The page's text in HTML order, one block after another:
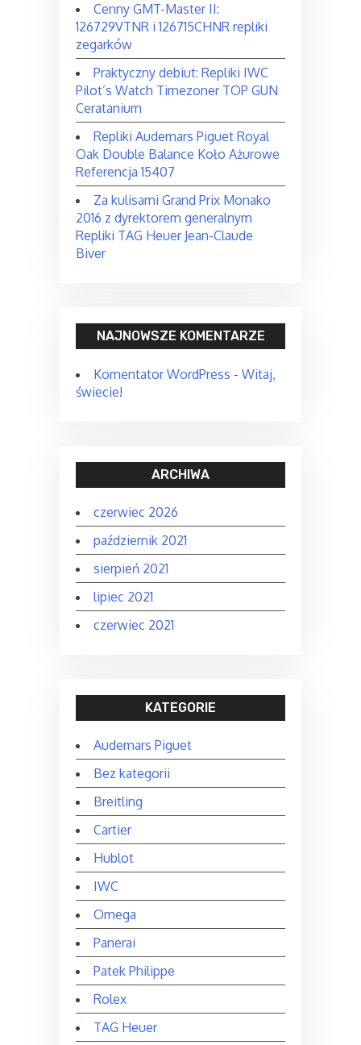
Cenny GMT-Master II:
126729VTNR i 126715CHNR repliki
zegarków
Praktyczny debiut: Repliki IWC
Pilot’s Watch Timezoner TOP GUN
Ceratanium
Repliki Audemars Piguet Royal
Oak Double Balance Koło Ażurowe
Referencja 15407
Za kulisami Grand Prix Monako
2016 z dyrektorem generalnym
Repliki TAG Heuer Jean-Claude
Biver
NAJNOWSZE KOMENTARZE
Komentator WordPress - Witaj,
świecie!
ARCHIWA
czerwiec 2026
październik 2021
sierpień 2021
lipiec 2021
czerwiec 2021
KATEGORIE
Audemars Piguet
Bez kategorii
Breitling
Cartier
Hublot
IWC
Omega
Panerai
Patek Philippe
Rolex
TAG Heuer